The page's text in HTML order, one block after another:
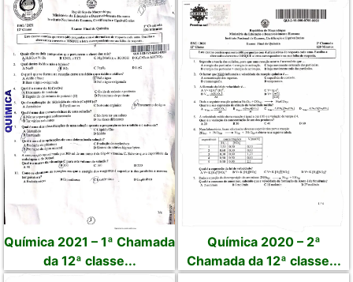
Química 2021 – 1ª Chamada
da 12ª classe...
Química 2020 – 2ª
Chamada da 12ª classe...